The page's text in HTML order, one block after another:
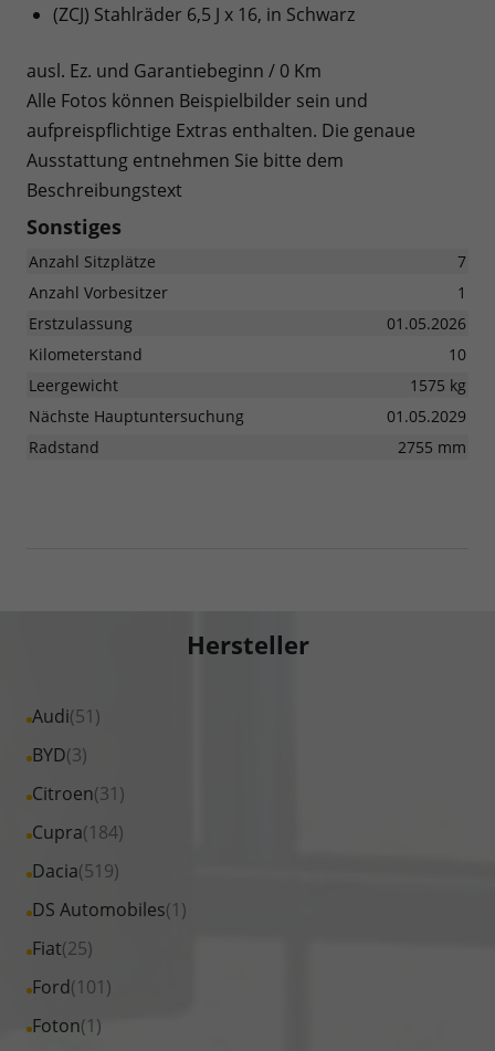
(ZCJ) Stahlräder 6,5 J x 16, in Schwarz
ausl. Ez. und Garantiebeginn / 0 Km
Alle Fotos können Beispielbilder sein und
aufpreispflichtige Extras enthalten. Die genaue
Ausstattung entnehmen Sie bitte dem
Beschreibungstext
Sonstiges
Anzahl Sitzplätze
7
Anzahl Vorbesitzer
1
Erstzulassung
01.05.2026
Kilometerstand
10
Leergewicht
1575 kg
Nächste Hauptuntersuchung
01.05.2029
Radstand
2755 mm
Hersteller
Audi(51)
Alle
Fahrzeuge
Audi
anzeigen
BYD(3)
Alle
Fahrzeuge
BYD
anzeigen
Citroen(31)
Alle
Fahrzeuge
Citroen
anzeigen
Cupra(184)
Alle
Fahrzeuge
Cupra
anzeigen
Dacia(519)
Alle
Fahrzeuge
Dacia
anzeigen
DS Automobiles(1)
Alle
Fahrzeuge
DS
Automobiles
Fiat(25)
Alle
Fahrzeuge
Fiat
Ford(101)
Alle
Fahrzeuge
Foton(1)
Alle